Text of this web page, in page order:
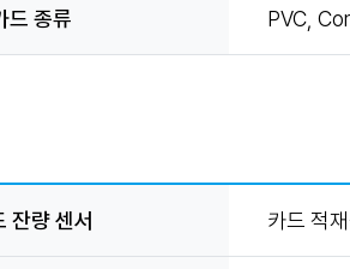
드 종류 PVC,
잔량 센서 카드 적